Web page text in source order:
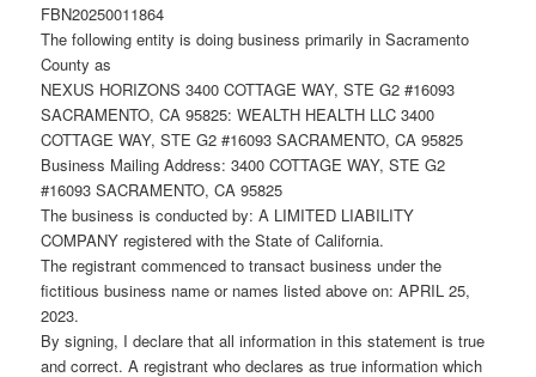
FBN20250011864
The following entity is doing business primarily in Sacramento
County as
NEXUS HORIZONS 3400 COTTAGE WAY, STE G2 #16093
SACRAMENTO, CA 95825: WEALTH HEALTH LLC 3400
COTTAGE WAY, STE G2 #16093 SACRAMENTO, CA 95825
Business Mailing Address: 3400 COTTAGE WAY, STE G2
#16093 SACRAMENTO, CA 95825
The business is conducted by: A LIMITED LIABILITY
COMPANY registered with the State of California.
The registrant commenced to transact business under the
fictitious business name or names listed above on: APRIL 25,
2023.
By signing, I declare that all information in this statement is true
and correct. A registrant who declares as true information which